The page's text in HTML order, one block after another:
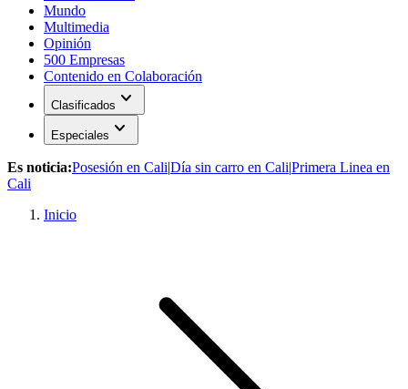
Mundo
Multimedia
Opinión
500 Empresas
Contenido en Colaboración
Clasificados expand_more
Especiales expand_more
Es noticia:Posesión en Cali|Día sin carro en Cali|Primera Linea en
Cali
Inicio